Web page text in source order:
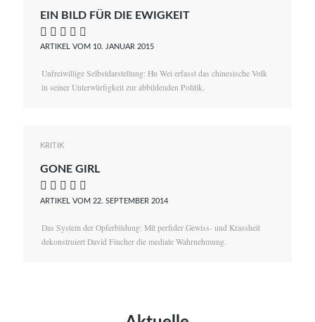
EIN BILD FÜR DIE EWIGKEIT
    
ARTIKEL VOM 10. JANUAR 2015
Unfreiwillige Selbstdarstellung: Hu Wei erfasst das chinesische Volk
in seiner Unterwürfigkeit zur abbildenden Politik.
KRITIK
GONE GIRL
    
ARTIKEL VOM 22. SEPTEMBER 2014
Das System der Opferbildung: Mit perfider Gewiss- und Krassheit
dekonstruiert David Fincher die mediale Wahrnehmung.